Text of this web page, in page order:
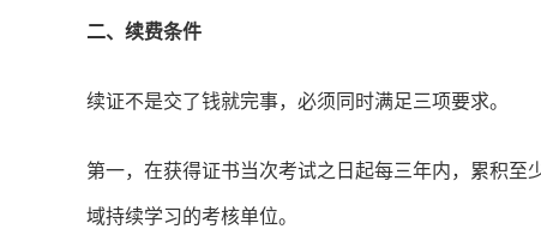
二、续费条件
续证不是交了钱就完事，必须同时满足三项要求。
第一，在获得证书当次考试之日起每三年内，累积
域持续学习的考核单位。